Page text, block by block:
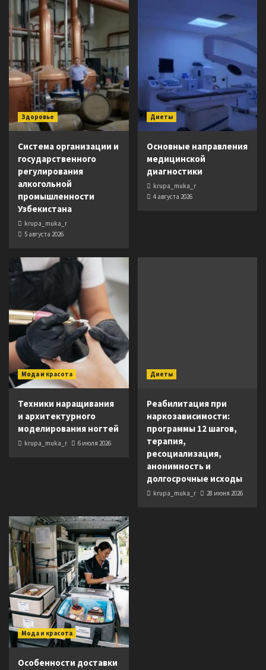
Здоровье
Система организации и
государственного
регулирования
алкогольной
промышленности
Узбекистана
krupa_muka_r
5 августа 2026
Диеты
Основные направления
медицинской
диагностики
krupa_muka_r
4 августа 2026
Мода и красота
Техники наращивания
и архитектурного
моделирования ногтей
krupa_muka_r 6 июля 2026
Диеты
Реабилитация при
наркозависимости:
программы 12 шагов,
терапия,
ресоциализация,
анонимность и
долгосрочные исходы
krupa_muka_r 28 июня 2026
Мода и красота
Особенности доставки